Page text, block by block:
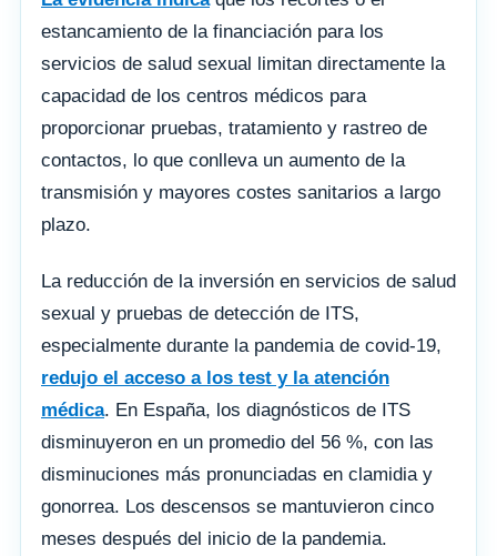
estancamiento de la financiación para los
servicios de salud sexual limitan directamente la
capacidad de los centros médicos para
proporcionar pruebas, tratamiento y rastreo de
contactos, lo que conlleva un aumento de la
transmisión y mayores costes sanitarios a largo
plazo.
La reducción de la inversión en servicios de salud
sexual y pruebas de detección de ITS,
especialmente durante la pandemia de covid-19,
redujo el acceso a los test y la atención
médica. En España, los diagnósticos de ITS
disminuyeron en un promedio del 56 %, con las
disminuciones más pronunciadas en clamidia y
gonorrea. Los descensos se mantuvieron cinco
meses después del inicio de la pandemia.